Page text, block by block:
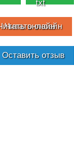
Читать онлайн
Оставить отзыв